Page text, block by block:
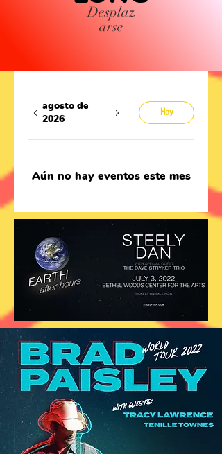
Desplaz
arse
agosto de
2026
Hoy
Aún no hay eventos este mes